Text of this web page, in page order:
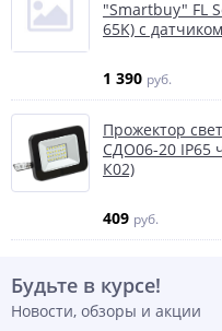
"Smartbuy" FL
65K) с
1 390 руб.
Прожектор
СДО06-20 IP65
К02)
409 руб.
Будьте в курсе!
Новости, обзоры и акции